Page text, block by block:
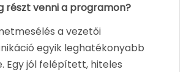
részt venni a programon?
a vezetői
egyik leghatékonyabb
Egy jól felépített, hiteles